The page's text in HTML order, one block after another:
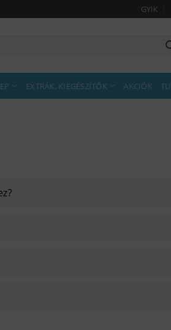
GYIK
EXTRÁK, KIEGÉSZÍTŐK AKCIÓK